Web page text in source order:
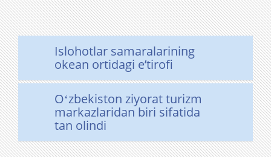
Islohotlar samaralarining
okean ortidagi eʼtirofi
Oʻzbekiston ziyorat turizm
markazlaridan biri sifatida
tan olindi